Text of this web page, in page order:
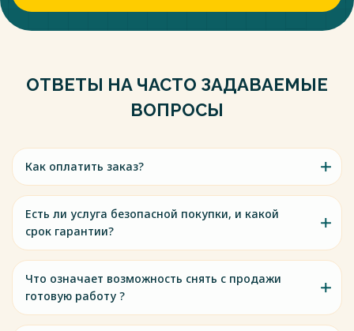
ОТВЕТЫ НА ЧАСТО ЗАДАВАЕМЫЕ
ВОПРОСЫ
Как оплатить заказ?
Есть ли услуга безопасной покупки, и какой
срок гарантии?
Что означает возможность снять с продажи
готовую работу ?